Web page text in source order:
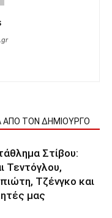
ΑΠΟ ΤΟΝ ΔΗΜΙΟΥΡΓΟ
Στίβου:
Τεντόγλου,
Τζένγκο και
μας